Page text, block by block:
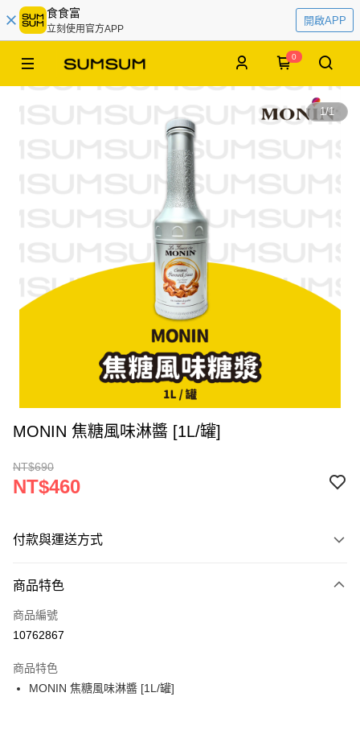
食食富
立刻使用官方APP
開啟APP
0
1/1
MONIN 焦糖風味淋醬 [1L/罐]
NT$690
NT$460
付款與運送方式
信用卡一次付款
超商取貨付款
Apple Pay
商品特色
商品編號
10762867
商品特色
MONIN 焦糖風味淋醬 [1L/罐]